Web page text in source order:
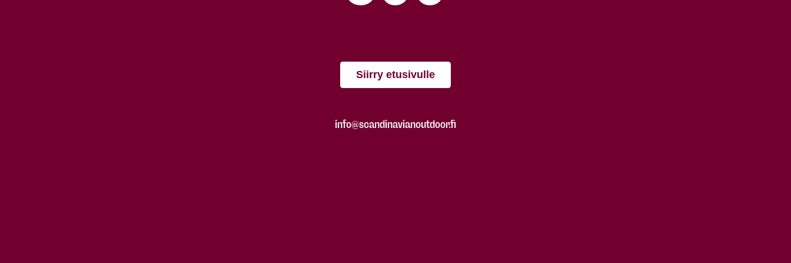
Siirry etusivulle
info@scandinavianoutdoor.fi